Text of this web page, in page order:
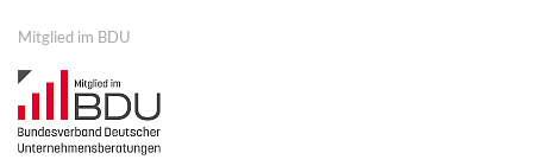
Mitglied im BDU